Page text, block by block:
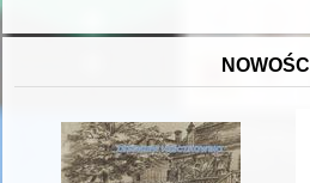
NOWOŚCI